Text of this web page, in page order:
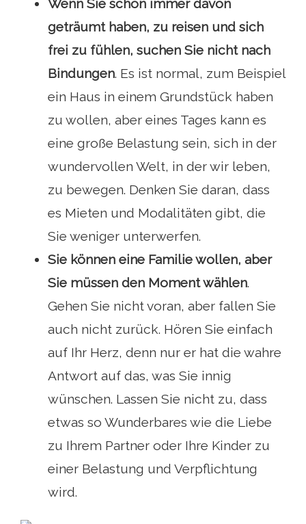
Wenn Sie schon immer davon
geträumt haben, zu reisen und sich
frei zu fühlen, suchen Sie nicht nach
Bindungen. Es ist normal, zum Beispiel
ein Haus in einem Grundstück haben
zu wollen, aber eines Tages kann es
eine große Belastung sein, sich in der
wundervollen Welt, in der wir leben,
zu bewegen. Denken Sie daran, dass
es Mieten und Modalitäten gibt, die
Sie weniger unterwerfen.
Sie können eine Familie wollen, aber
Sie müssen den Moment wählen.
Gehen Sie nicht voran, aber fallen Sie
auch nicht zurück. Hören Sie einfach
auf Ihr Herz, denn nur er hat die wahre
Antwort auf das, was Sie innig
wünschen. Lassen Sie nicht zu, dass
etwas so Wunderbares wie die Liebe
zu Ihrem Partner oder Ihre Kinder zu
einer Belastung und Verpflichtung
wird.